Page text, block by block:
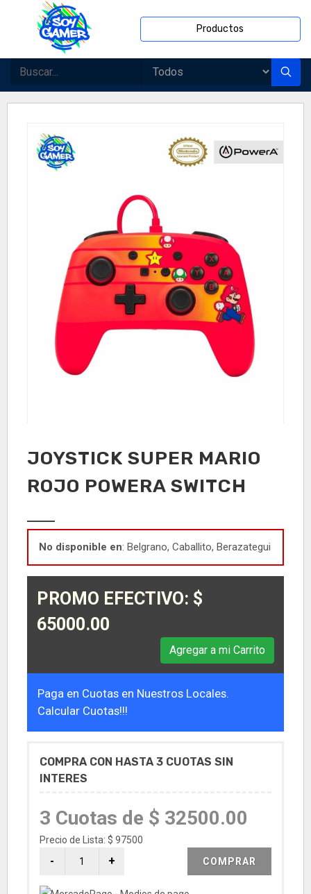
Productos
JOYSTICK SUPER MARIO
ROJO POWERA SWITCH
No disponible en: Belgrano, Caballito, Berazategui
PROMO EFECTIVO: $
65000.00
Agregar a mi Carrito
Paga en Cuotas en Nuestros Locales.
Calcular Cuotas!!!
COMPRA CON HASTA 3 CUOTAS SIN
INTERES
3 Cuotas de $ 32500.00
Precio de Lista: $ 97500
COMPRAR